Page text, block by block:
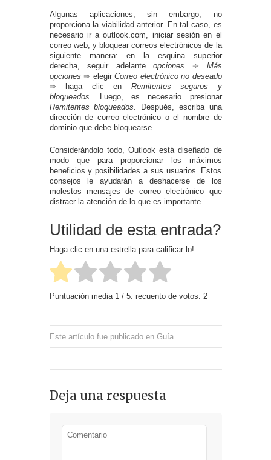
Algunas aplicaciones, sin embargo, no
proporciona la viabilidad anterior. En tal caso, es
necesario ir a outlook.com, iniciar sesión en el
correo web, y bloquear correos electrónicos de la
siguiente manera: en la esquina superior
derecha, seguir adelanteopciones ➾ Más
opciones ➾ elegir Correo electrónico no deseado
➾ haga clic en Remitentes seguros y
bloqueados . Luego, es necesario presionar
Remitentes bloqueados . Después, escriba una
dirección de correo electrónico o el nombre de
dominio que debe bloquearse.
Considerándolo todo, Outlook está diseñado de
modo que para proporcionar los máximos
beneficios y posibilidades a sus usuarios. Estos
consejos le ayudarán a deshacerse de los
molestos mensajes de correo electrónico que
distraer la atención de lo que es importante.
Utilidad de esta entrada?
Haga clic en una estrella para calificar lo!
Puntuación media 1/ 5. recuento de votos: 2
Este artículo fue publicado en Guía.
Deja una respuesta